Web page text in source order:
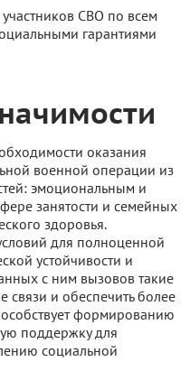
СВО по всем
гарантиями
оказания
военной операции из
эмоциональным и
занятости и семейных
здоровья.
для полноценной
устойчивости и
с ним вызовов такие
связи и обеспечить более
формированию
поддержку для
социальной